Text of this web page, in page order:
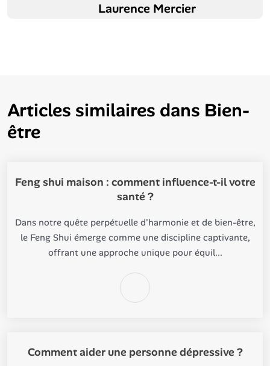
Laurence Mercier
Articles similaires dans Bien-
être
Feng shui maison : comment influence-t-il votre
santé ?
Dans notre quête perpétuelle d'harmonie et de bien-être,
le Feng Shui émerge comme une discipline captivante,
offrant une approche unique pour équil...
Comment aider une personne dépressive ?